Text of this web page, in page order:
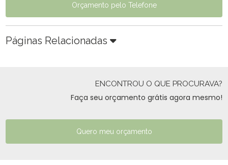
Orçamento pelo Telefone
Páginas Relacionadas
ENCONTROU O QUE PROCURAVA?
Faça seu orçamento grátis agora mesmo!
Quero meu orçamento